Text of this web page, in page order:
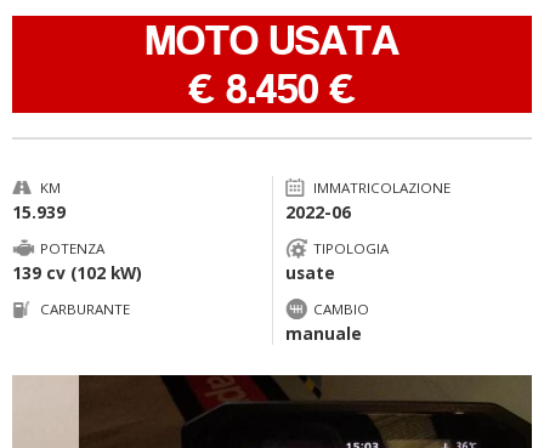
MOTO USATA
€ 8.450 €
KM
15.939
IMMATRICOLAZIONE
2022-06
POTENZA
139 cv (102 kW)
TIPOLOGIA
usate
CARBURANTE CAMBIO
manuale